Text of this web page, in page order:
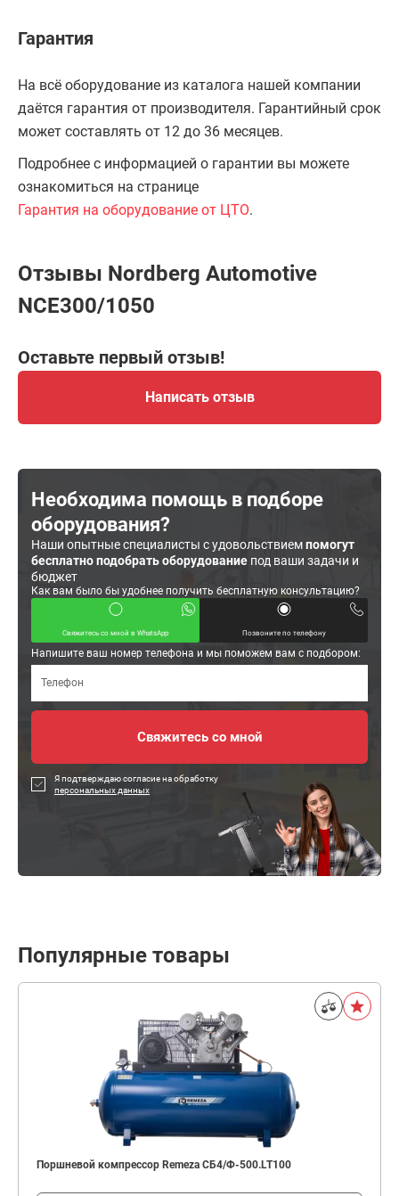
Гарантия
На всё оборудование из каталога нашей компании
даётся гарантия от производителя. Гарантийный срок
может составлять от 12 до 36 месяцев.
Подробнее с информацией о гарантии вы можете
ознакомиться на странице
Гарантия на оборудование от ЦТО.
Отзывы Nordberg Automotive
NCE300/1050
Оставьте первый отзыв!
Написать отзыв
Необходима помощь в подборе
оборудования?
Наши опытные специалисты с удовольствиемпомогут
бесплатно подобрать оборудование под ваши задачи и
бюджет
Как вам было бы удобнее получить бесплатную консультацию?
Свяжитесь со мной в WhatsApp Позвоните по телефону
Напишите ваш номер телефона и мы поможем вам с подбором:
Я подтверждаю согласие на обработку
персональных данных
Популярные товары
Поршневой компрессор Remeza СБ4/Ф-500.LT100